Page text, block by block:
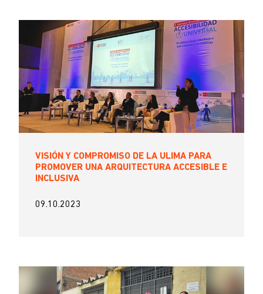
VISIÓN Y COMPROMISO DE LA ULIMA PARA
PROMOVER UNA ARQUITECTURA ACCESIBLE E
INCLUSIVA
09.10.2023